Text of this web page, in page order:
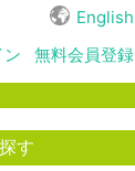
English
ン 無料会員登録
す